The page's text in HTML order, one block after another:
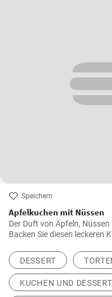
Speichern
Apfelkuchen mit Nüssen
Der Duft von Äpfeln,
Backen Sie diesen leckeren
DESSERT
KUCHEN UND